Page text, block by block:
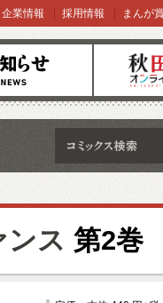
オンラインシ
企業情報 採用情報 まんが
ンス 第2巻